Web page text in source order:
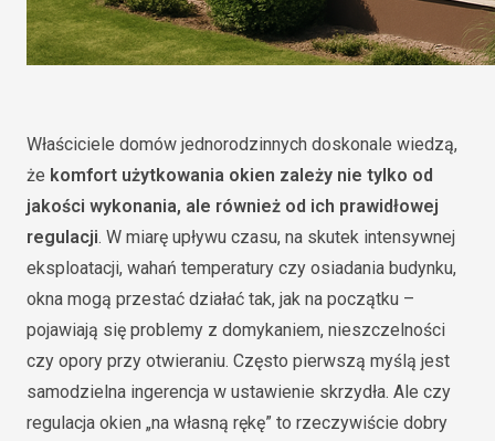
Właściciele domów jednorodzinnych doskonale wiedzą,
że komfort użytkowania okien zależy nie tylko od
jakości wykonania, ale również od ich prawidłowej
regulacji. W miarę upływu czasu, na skutek intensywnej
eksploatacji, wahań temperatury czy osiadania budynku,
okna mogą przestać działać tak, jak na początku –
pojawiają się problemy z domykaniem, nieszczelności
czy opory przy otwieraniu. Często pierwszą myślą jest
samodzielna ingerencja w ustawienie skrzydła. Ale czy
regulacja okien „na własną rękę” to rzeczywiście dobry